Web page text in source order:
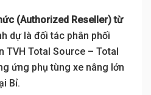
(Authorized Reseller) từ
dự là đối tác phân phối
TVH Total Source – Total
ứng phụ tùng xe nâng lớn
Bỉ.